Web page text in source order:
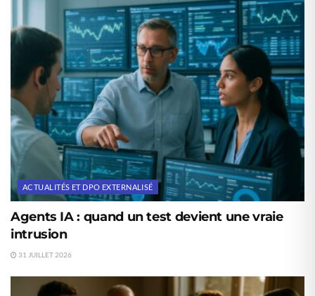
ACTUALITÉS ET DPO EXTERNALISÉ
Agents IA : quand un test devient une vraie
intrusion
31 JUILLET 2026